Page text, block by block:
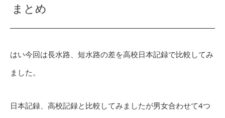
まとめ
はい今回は長水路、短水路の差を高校日本記録で比較してみ
ました。
日本記録、高校記録と比較してみましたが男女合わせて4つ